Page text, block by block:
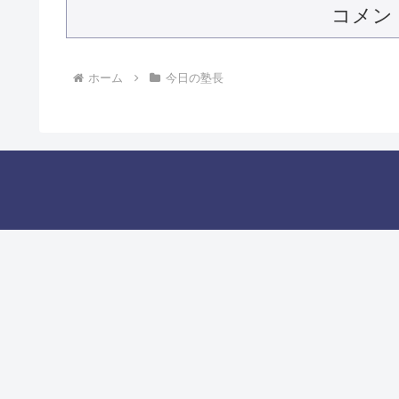
コメン
ホーム 今日の塾長